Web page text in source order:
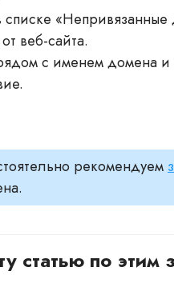
веб-сайта.
с именем домена и
рекомендуем
статью по этим